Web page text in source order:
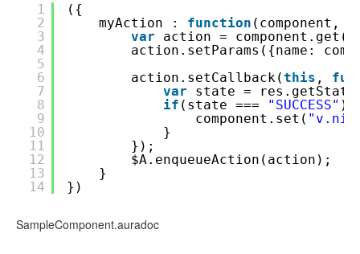
1
2
3
4
5
6
7
8
9
10
11
12
13
14
({
myAction : function (component,
var
action = component.get(
action.setParams({name:
action.setCallback(this ,
var
state =
if (state === "SUCCESS" )
component.set(
}
});
$A.enqueueAction(action);
}
})
SampleComponent.auradoc